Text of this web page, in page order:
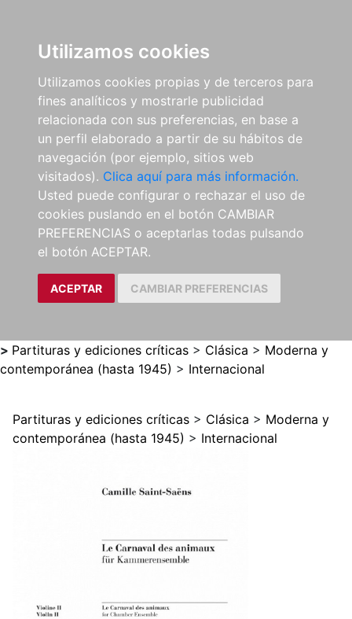
Utilizamos cookies
Utilizamos cookies propias y de terceros para
fines analíticos y mostrarle publicidad
relacionada con sus preferencias, en base a
un perfil elaborado a partir de su hábitos de
navegación (por ejemplo, sitios web
visitados). Clica aquí para más información.
Usted puede configurar o rechazar el uso de
cookies puslando en el botón CAMBIAR
PREFERENCIAS o aceptarlas todas pulsando
el botón ACEPTAR.
ACEPTAR CAMBIAR PREFERENCIAS
> Partituras y ediciones críticas > Clásica > Moderna y
contemporánea (hasta 1945) > Internacional
Partituras y ediciones críticas > Clásica > Moderna y
contemporánea (hasta 1945) > Internacional